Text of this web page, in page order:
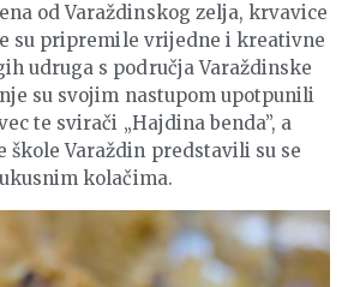
od Varaždinskog zelja, krvavice
su pripremile vrijedne i kreativne
udruga s područja Varaždinske
su svojim nastupom upotpunili
te svirači „Hajdina benda”, a
škole Varaždin predstavili su se
kolačima.